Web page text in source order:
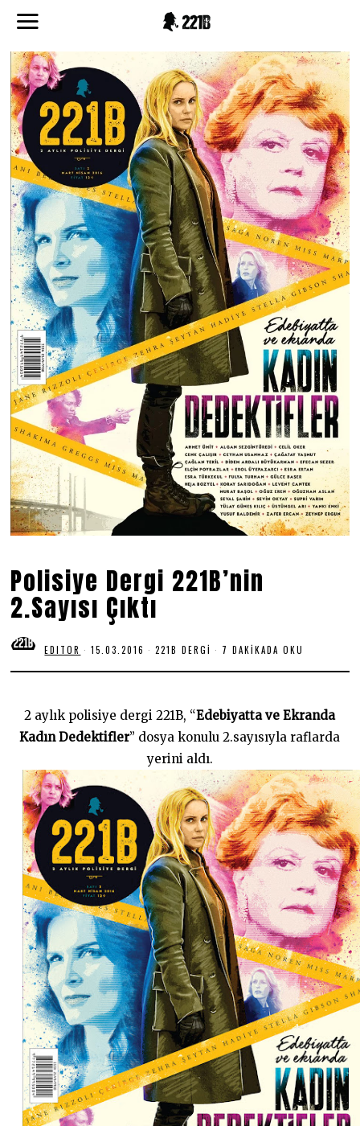
Polisiye Dergi 221B’nin
2.Sayısı Çıktı
EDITOR 15.03.2016 1
.
.
2
0
0
221B DERGI 7 DAKIKADA OKU
2 aylık polisiye dergi 221B, “Edebiyatta ve Ekranda
Kadın Dedektifler” dosya konulu 2.sayısıyla raflarda
yerini aldı.